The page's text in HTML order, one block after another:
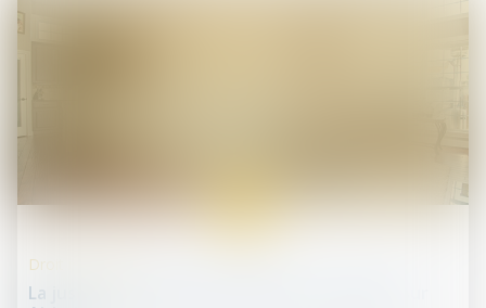
La justice européenne valide la loi française sur
Droit immobilier